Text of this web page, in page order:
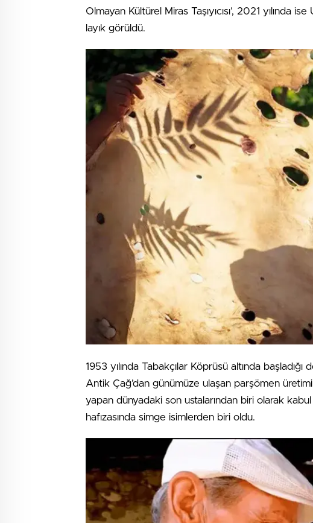
Olmayan Kültürel Miras Taşıyıcısı’, 2021 yılında
layık görüldü.
1953 yılında Tabakçılar Köprüsü altında
Antik Çağ’dan günümüze ulaşan parşömen
yapan dünyadaki son ustalarından biri olarak kabul
hafızasında simge isimlerden biri oldu.